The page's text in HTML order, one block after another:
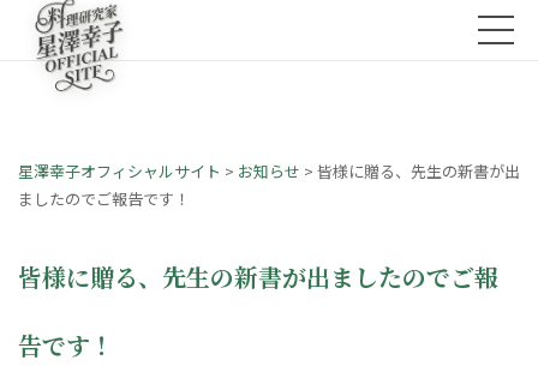
星澤幸子オフィシャルサイト > お知らせ > 皆様に贈る、先生の新書が出
ましたのでご報告です！
皆様に贈る、先生の新書が出ましたのでご報
告です！